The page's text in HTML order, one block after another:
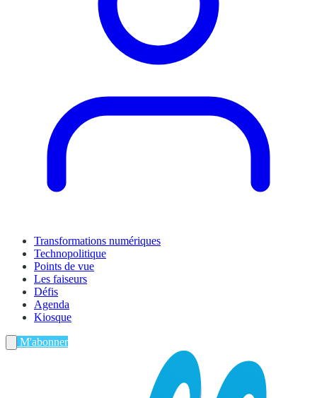
Transformations numériques
Technopolitique
Points de vue
Les faiseurs
Défis
Agenda
Kiosque
M'abonner